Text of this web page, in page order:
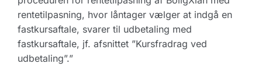
rentetilpasning, hvor låntager vælger at indgå en
fastkursaftale, svarer til udbetaling med
fastkursaftale, jf. afsnittet ”Kursfradrag ved
udbetaling”.”